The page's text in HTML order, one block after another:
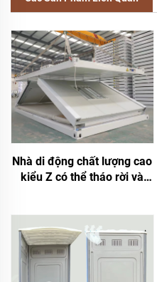
Nhà di động chất lượng cao
kiểu Z có thể tháo rời và
cho trại khai thác mỏ